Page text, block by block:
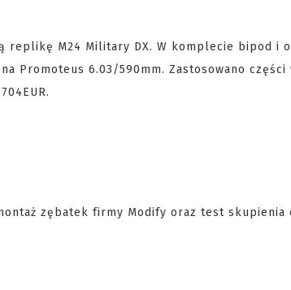
replikę M24 Military DX. W komplecie bipod i
Promoteus 6.03/590mm. Zastosowano
zębatek firmy Modify oraz test